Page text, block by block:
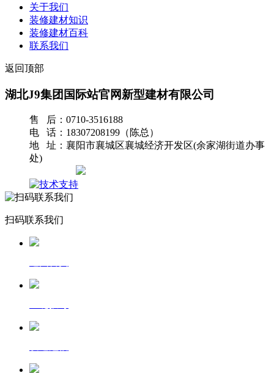
关于我们
装修建材知识
装修建材百科
联系我们
返回顶部
湖北J9集团国际站官网新型建材有限公司
售 后：0710-3516188
电 话：18307208199（陈总）
地 址：襄阳市襄城区襄城经济开发区(余家湖街道办事
处)
扫码联系我们